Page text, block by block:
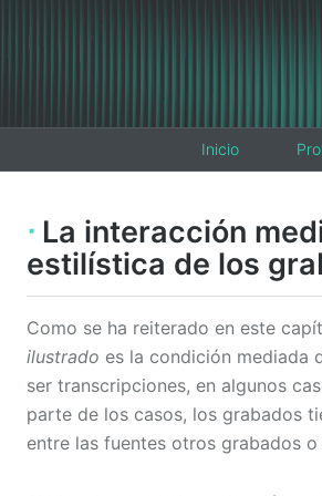
Inicio
La interacción
estilística de los
Como se ha reiterado en este
ilustrado es la condición mediada
ser transcripciones, en algunos
parte de los casos, los grabados
entre las fuentes otros grabados